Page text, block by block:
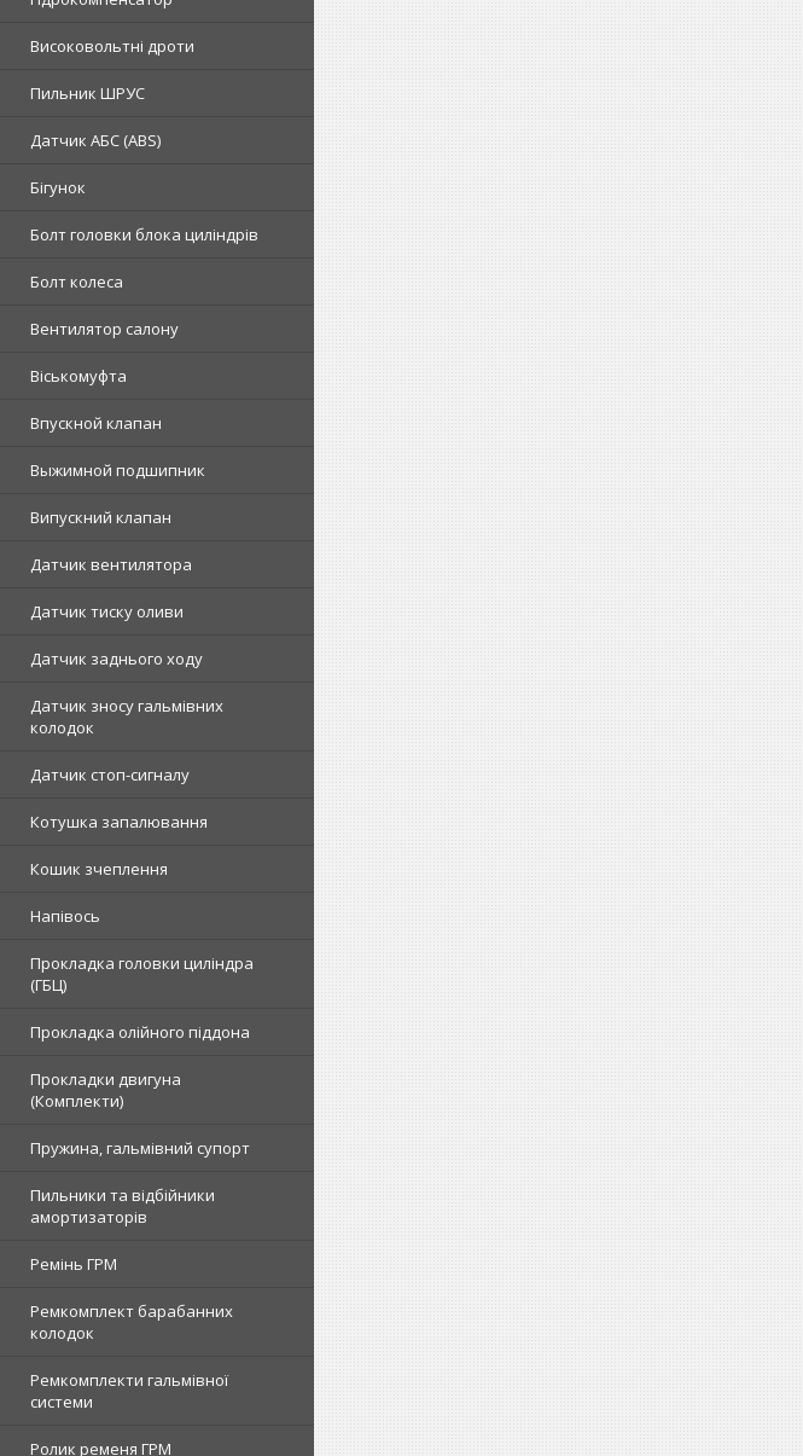
Високовольтні дроти
Пильник ШРУС
Датчик АБС (ABS)
Бігунок
Болт головки блока циліндрів
Болт колеса
Вентилятор салону
Віськомуфта
Впускной клапан
Выжимной подшипник
Випускний клапан
Датчик вентилятора
Датчик тиску оливи
Датчик заднього ходу
Датчик зносу гальмівних
колодок
Датчик стоп-сигналу
Котушка запалювання
Кошик зчеплення
Напівось
Прокладка головки циліндра
(ГБЦ)
Прокладка олійного піддона
Прокладки двигуна
(Комплекти)
Пружина, гальмівний супорт
Пильники та відбійники
амортизаторів
Ремінь ГРМ
Ремкомплект барабанних
колодок
Ремкомплекти гальмівної
системи
Ролик ременя ГРМ